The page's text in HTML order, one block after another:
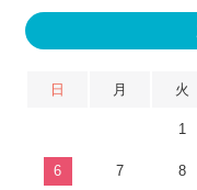
日 月 火
1
6 7 8